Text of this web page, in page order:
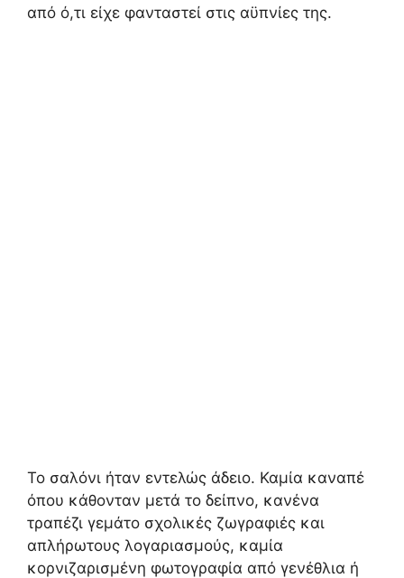
από ό,τι είχε φανταστεί στις αϋπνίες της.
Το σαλόνι ήταν εντελώς άδειο. Καμία καναπέ
όπου κάθονταν μετά το δείπνο, κανένα
τραπέζι γεμάτο σχολικές ζωγραφιές και
απλήρωτους λογαριασμούς, καμία
κορνιζαρισμένη φωτογραφία από γενέθλια ή